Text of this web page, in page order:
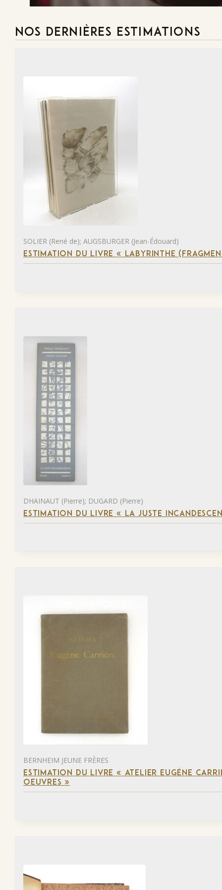
NOS DERNIÈRES ESTIMATIONS
SOLIER (René de); AUGSBURGER (Jean-Édouard)
ESTIMATION DU LIVRE « LABYRINTHE
DHAINAUT (Pierre); DUGARD (Pierre)
ESTIMATION DU LIVRE « LA JUSTE
BERNHEIM JEUNE FRÈRES
ESTIMATION DU LIVRE « ATELIER EUGÈNE
OEUVRES »